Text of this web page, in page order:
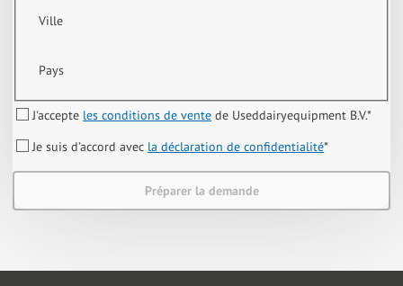
Ville
Pays
J'accepte les conditions de vente de Useddairyequipment B.V.*
Je suis d’accord avec la déclaration de confidentialité*
Préparer la demande